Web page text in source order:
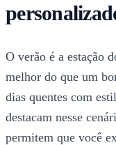
O verão é a estação
melhor do que um
dias quentes com
destacam nesse
permitem que você